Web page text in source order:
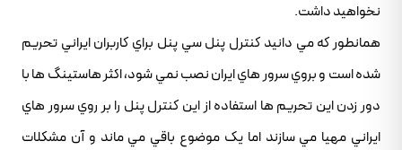
نخواهيد داشت.
همانطور که مي دانيد کنترل پنل سي پنل براي کاربران ايراني تحريم
شده است و بروي سرور هاي ايران نصب نمي شود، اکثر هاستينگ ها با
دور زدن اين تحريم ها استفاده از اين کنترل پنل را بر روي سرور هاي
ايراني مهيا مي سازند اما يک موضوع باقي مي ماند و آن مشکلات